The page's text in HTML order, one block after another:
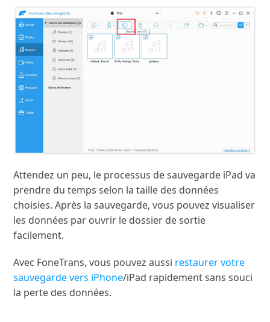
Attendez un peu, le processus de sauvegarde iPad va
prendre du temps selon la taille des données
choisies. Après la sauvegarde, vous pouvez visualiser
les données par ouvrir le dossier de sortie
facilement.
Avec FoneTrans, vous pouvez aussi restaurer votre
sauvegarde vers iPhone/iPad rapidement sans souci
la perte des données.